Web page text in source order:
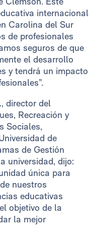
internacional
Carolina del Sur
de profesionales
seguros de que
el desarrollo
y tendrá un impacto
director del
Recreación y
Sociales,
de
de Gestión
universidad, dijo:
única para
nuestros
educativas
objetivo de la
la mejor